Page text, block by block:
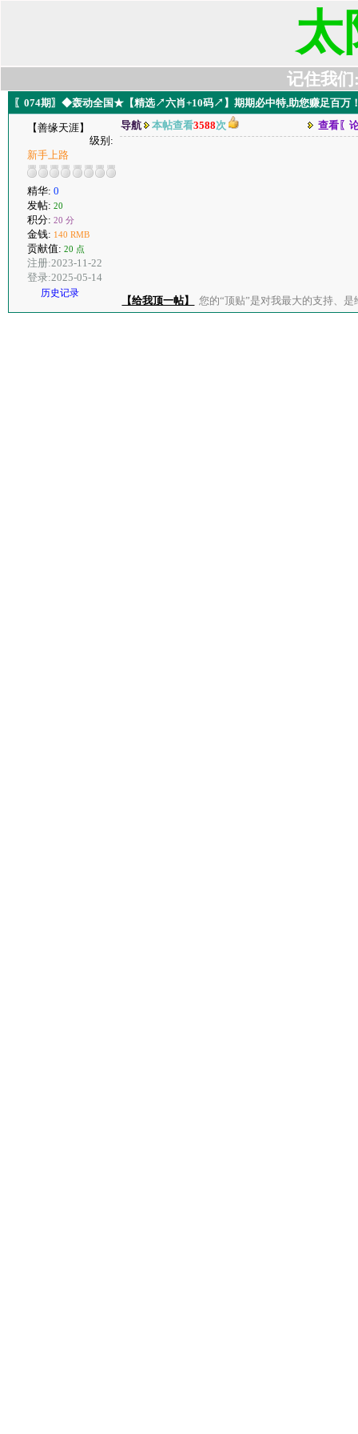
太
记住我们
〖074期〗◆轰动全国★【精选↗六肖+10码↗】期期必中特,助您赚足百万
【善缘天涯】
级别:
新手上路
精华: 0
发帖: 20
积分: 20 分
金钱: 140 RMB
贡献值: 20 点
注册:2023-11-22
登录:2025-05-14
历史记录
导航 本帖查看3588次 查看〖
【给我顶一帖】 您的“顶贴”是对我最大的支持、